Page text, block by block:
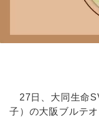
27日、大同生命
子）の大阪ブルテ